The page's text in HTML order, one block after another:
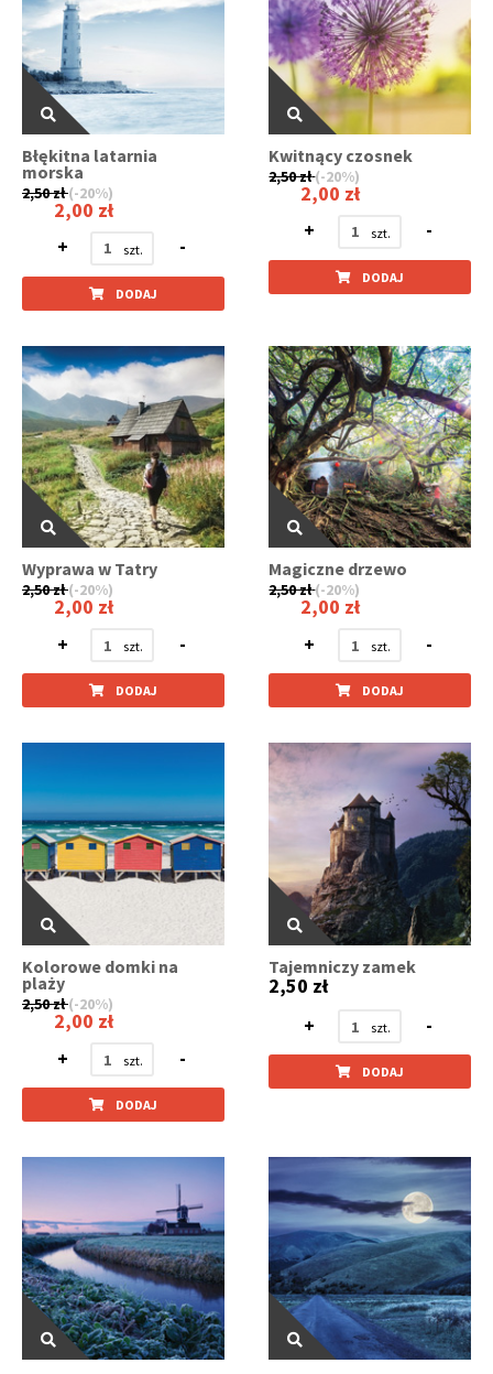
Błękitna latarnia
morska
2,50 zł (-20%)
2,00 zł
+
-
DODAJ
Kwitnący czosnek
2,50 zł(-20%)
2,00 zł
+
-
DODAJ
Wyprawa w Tatry
2,50 zł (-20%)
2,00 zł
+
-
DODAJ
Magiczne drzewo
2,50 zł(-20%)
2,00 zł
+
-
DODAJ
Kolorowe domki na
plaży
2,50 zł (-20%)
2,00 zł
+
-
DODAJ
Tajemniczy zamek
2,50 zł
+
-
DODAJ